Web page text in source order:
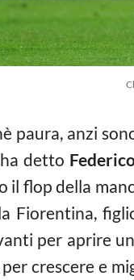
paura, anzi
detto
il flop della
Fiorentina,
per aprire
crescere e